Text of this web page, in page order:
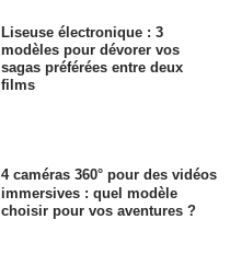
Liseuse électronique : 3
modèles pour dévorer vos
sagas préférées entre deux
films
4 caméras 360° pour des vidéos
immersives : quel modèle
choisir pour vos aventures ?